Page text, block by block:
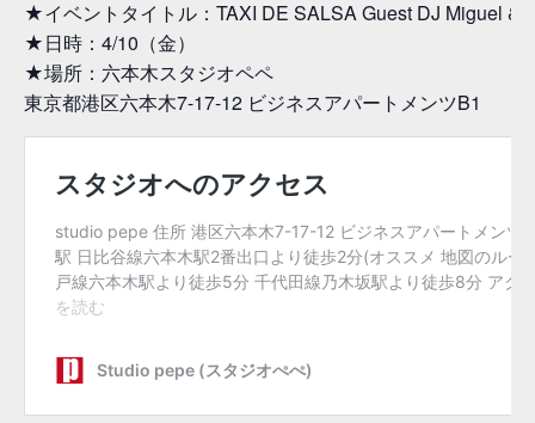
★イベントタイトル：TAXI DE SALSA Guest DJ Miguel &
★日時：4/10（金）
★場所：六本木スタジオペペ
東京都港区六本木7-17-12 ビジネスアパートメンツB1